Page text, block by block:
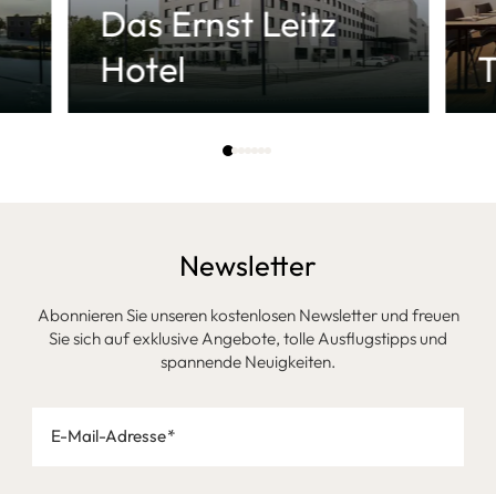
Das Ernst Leitz
Hotel
Newsletter
Abonnieren Sie unseren kostenlosen Newsletter und freuen
Sie sich auf exklusive Angebote, tolle Ausflugstipps und
spannende Neuigkeiten.
E-Mail-Adresse